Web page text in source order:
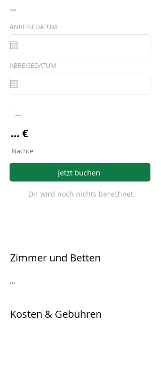
...
ANREISEDATUM
ABREISEDATUM
...
... €
Nächte
Jetzt buchen
Dir wird noch nichts berechnet
Zimmer und Betten
...
Kosten & Gebühren